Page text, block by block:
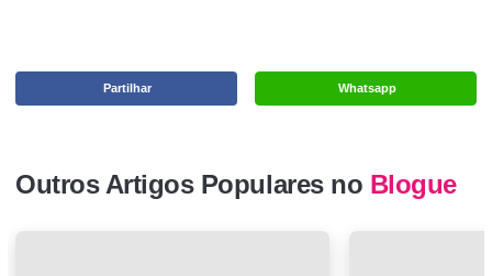
Whatsapp
Partilhar
Outros Artigos Populares no Blogue